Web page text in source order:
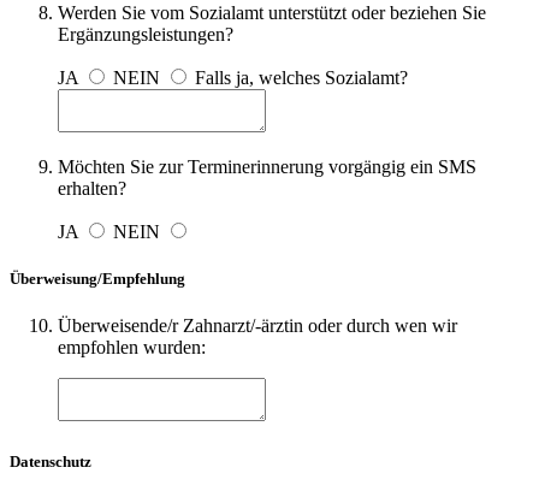
Werden Sie vom Sozialamt unterstützt oder beziehen Sie
Ergänzungsleistungen?
JA NEIN Falls ja, welches Sozialamt?
Möchten Sie zur Terminerinnerung vorgängig ein SMS
erhalten?
JA NEIN
Überweisung/Empfehlung
Überweisende/r Zahnarzt/-ärztin oder durch wen wir
empfohlen wurden:
Datenschutz